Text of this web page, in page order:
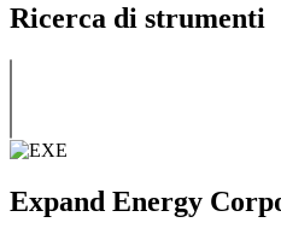
Ricerca di strumenti
Expand Energy